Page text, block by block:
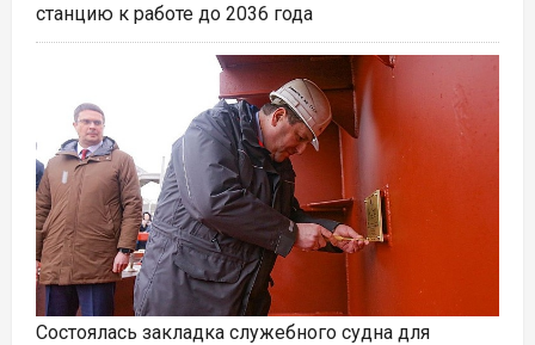
станцию к работе до 2036 года
Состоялась закладка служебного судна для